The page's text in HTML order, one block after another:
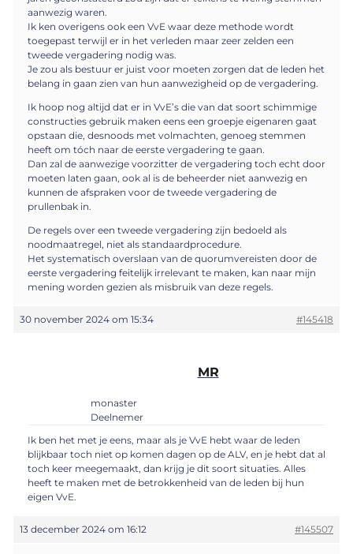
aanwezig waren.
Ik ken overigens ook een VvE waar deze methode wordt
toegepast terwijl er in het verleden maar zeer zelden een
tweede vergadering nodig was.
Je zou als bestuur er juist voor moeten zorgen dat de leden het
belang in gaan zien van hun aanwezigheid op de vergadering.
Ik hoop nog altijd dat er in VvE’s die van dat soort schimmige
constructies gebruik maken eens een groepje eigenaren gaat
opstaan die, desnoods met volmachten, genoeg stemmen
heeft om tóch naar de eerste vergadering te gaan.
Dan zal de aanwezige voorzitter de vergadering toch echt door
moeten laten gaan, ook al is de beheerder niet aanwezig en
kunnen de afspraken voor de tweede vergadering de
prullenbak in.
De regels over een tweede vergadering zijn bedoeld als
noodmaatregel, niet als standaardprocedure.
Het systematisch overslaan van de quorumvereisten door de
eerste vergadering feitelijk irrelevant te maken, kan naar mijn
mening worden gezien als misbruik van deze regels.
30 november 2024 om 15:34 #145418
MR
monaster
Deelnemer
Ik ben het met je eens, maar als je VvE hebt waar de leden
blijkbaar toch niet op komen dagen op de ALV, en je hebt dat al
toch keer meegemaakt, dan krijg je dit soort situaties. Alles
heeft te maken met de betrokkenheid van de leden bij hun
eigen VvE.
13 december 2024 om 16:12 #145507